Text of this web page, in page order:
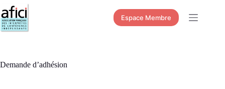
Passer
au
contenu
Espace Membre
Demande d’adhésion